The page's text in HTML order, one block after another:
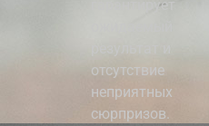
гарантирует
отсутствие
неприятных
сюрпризов.